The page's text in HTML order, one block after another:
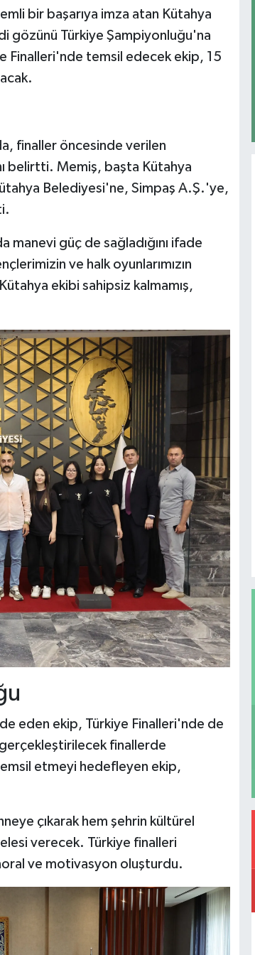
bir başarıya imza atan Kütahya
gözünü Türkiye Şampiyonluğu'na
Finalleri'nde temsil edecek ekip, 15
finaller öncesinde verilen
belirtti. Memiş, başta Kütahya
Belediyesi'ne, Simpaş A.Ş.'ye,
manevi güç de sağladığını ifade
ve halk oyunlarımızın
ekibi sahipsiz kalmamış,
eden ekip, Türkiye Finalleri'nde de
finallerde
etmeyi hedefleyen ekip,
çıkarak hem şehrin kültürel
verecek. Türkiye finalleri
ve motivasyon oluşturdu.